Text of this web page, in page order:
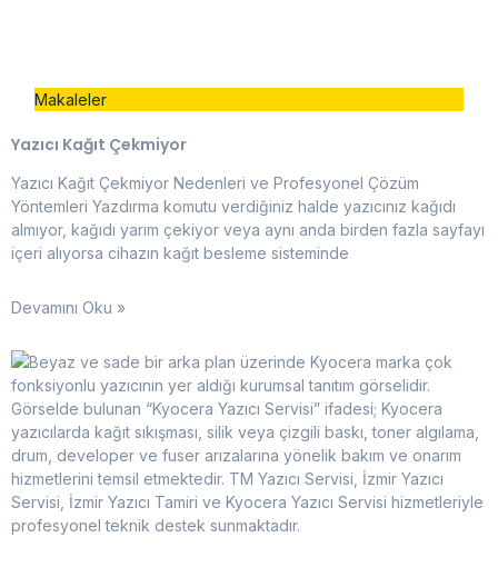
Makaleler
Yazıcı Kağıt Çekmiyor
Yazıcı Kağıt Çekmiyor Nedenleri ve Profesyonel Çözüm
Yöntemleri Yazdırma komutu verdiğiniz halde yazıcınız kağıdı
almıyor, kağıdı yarım çekiyor veya aynı anda birden fazla sayfayı
içeri alıyorsa cihazın kağıt besleme sisteminde
Devamını Oku »